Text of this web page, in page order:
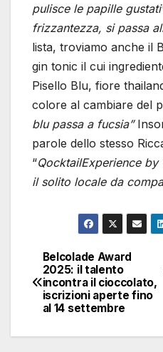
pulisce le papille
frizzantezza, si passa
lista, troviamo anche il
gin tonic il cui
Pisello Blu, fiore
colore al cambiare del
blu passa a fucsia”
parole dello stesso
“QocktailExperience by
il solito locale da
articoli
Belcolade Award
2025: il talento
incontra il cioccolato,
iscrizioni aperte fino
al 14 settembre